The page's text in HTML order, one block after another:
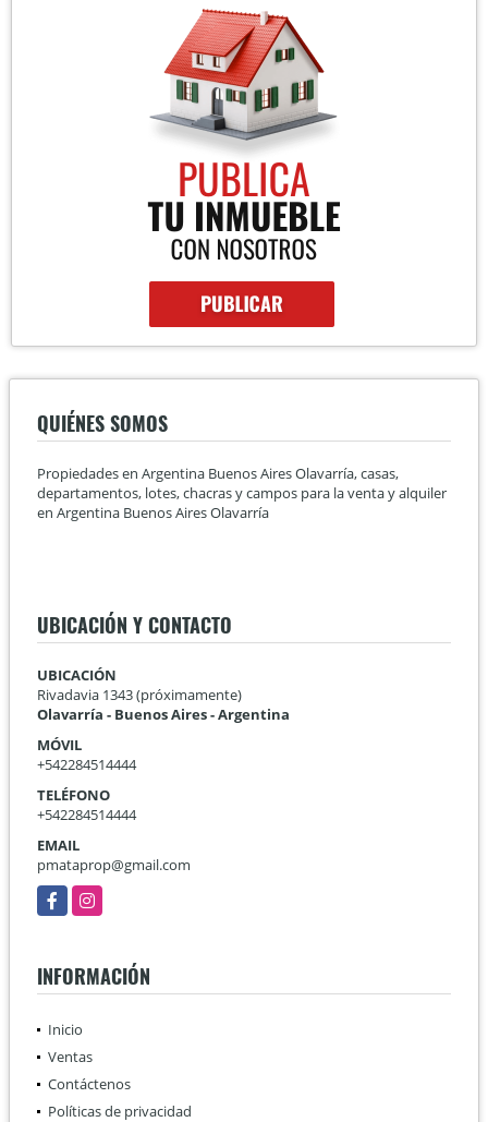
QUIÉNES SOMOS
Propiedades en Argentina Buenos Aires Olavarría, casas,
departamentos, lotes, chacras y campos para la venta y alquiler
en Argentina Buenos Aires Olavarría
UBICACIÓN Y CONTACTO
UBICACIÓN
Rivadavia 1343 (próximamente)
Olavarría - Buenos Aires - Argentina
MÓVIL
+542284514444
TELÉFONO
+542284514444
EMAIL
pmataprop@gmail.com
FacebookInstagram
INFORMACIÓN
Inicio
Ventas
Contáctenos
Políticas de privacidad